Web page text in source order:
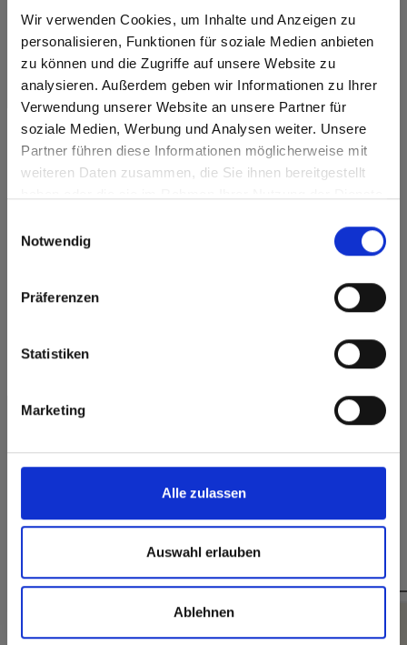
Wir verwenden Cookies, um Inhalte und Anzeigen zu
personalisieren, Funktionen für soziale Medien anbieten
zu können und die Zugriffe auf unsere Website zu
analysieren. Außerdem geben wir Informationen zu Ihrer
Verwendung unserer Website an unsere Partner für
soziale Medien, Werbung und Analysen weiter. Unsere
Partner führen diese Informationen möglicherweise mit
weiteren Daten zusammen, die Sie ihnen bereitgestellt
Notwendig
Präferenzen
Statistiken
Marketing
Alle zulassen
Auswahl erlauben
Ablehnen
sr.modal is not closeable
Are you based in the Verenigde
Staten?
rest of the world!
noodzakelijk!
Productkenmerken
Gemakkelijk schoon te
maken
Slagvast
Krasvast Oplosmiddelbestendig
Oppervlaktekenmerken
Duurzaam
oppervlak